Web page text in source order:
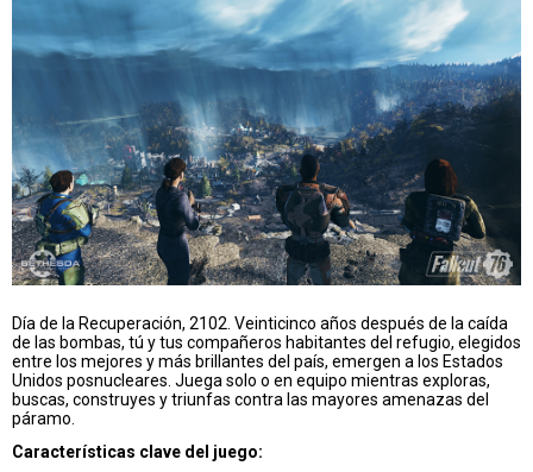
Día de la Recuperación, 2102. Veinticinco años después de la caída
de las bombas, tú y tus compañeros habitantes del refugio, elegidos
entre los mejores y más brillantes del país, emergen a los Estados
Unidos posnucleares. Juega solo o en equipo mientras exploras,
buscas, construyes y triunfas contra las mayores amenazas del
páramo.
Características clave del juego: